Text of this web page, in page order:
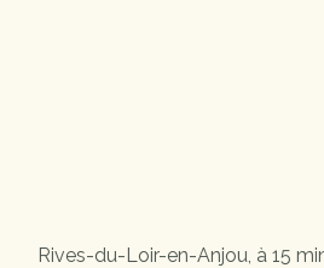
Rives-du-Loir-en-Anjou, à 15